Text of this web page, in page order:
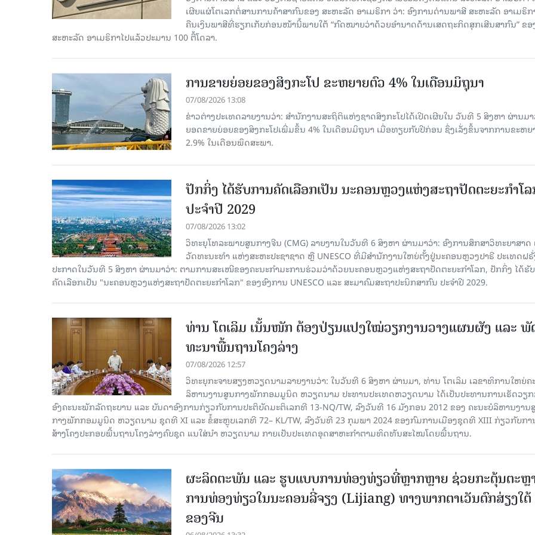
ເຜີຍແຜ່ໂຕເລກຕໍ່ສານການຄ້າສາກົນຂອງ ສະຫະລັດ ອາເມຣິກາ ວ່າ: ອົງການດ່ານພາສີ ສະຫະລັດ ອາເມຣິກ
ຄືນເງິນພາສີທີ່ຮຽກເກັບກ່ອນໜ້ານີ້ພາຍໃຕ້ “ກົດໝາຍວ່າດ້ວຍອຳນາດດ້ານເສດຖະກິດສຸກເສີນສາກົນ” ຂອ
ສະຫະລັດ ອາເມຣິກາໄປແລ້ວປະມານ 100 ຕື້ໂດລາ.
ການຂາຍຍ່ອຍຂອງສິງກະໂປ ຂະຫຍາຍຕົວ 4% ໃນເດືອນມິຖຸນາ
07/08/2026 13:08
ຂ່າວຕ່າງປະເທດລາຍງານວ່າ: ສຳນັກງານສະຖິຕິແຫ່ງຊາດສິງກະໂປໄດ້ເປີດເຜີຍໃນ ວັນທີ 5 ສິງຫາ ຜ່ານມາ
ຍອດຂາຍຍ່ອຍຂອງສິງກະໂປເພີ່ມຂຶ້ນ 4% ໃນເດືອນມິຖຸນາ ເມື່ອທຽບກັບປີກ່ອນ ຊຶ່ງເລັ່ງຂຶ້ນຈາກການຂະຫຍ
2.9% ໃນເດືອນພຶດສະພາ.
ປັກກິ່ງ ໄດ້ຮັບການຄັດເລືອກເປັນ ນະຄອນຫຼວງແຫ່ງສະຖາປັດຕະຍະກຳໂ
ປະຈຳປີ 2029
07/08/2026 13:02
ວິທະຍຸໂທລະພາບສູນກາງຈີນ (CMG) ລາຍງານໃນວັນທີ 6 ສິງຫາ ຜ່ານມາວ່າ: ອົງການສຶກສາວິທະຍາສາດ
ວັດທະນະທຳ ແຫ່ງສະຫະປະຊາຊາດ ຫຼື UNESCO ທີ່ມີສຳນັກງານໃຫຍ່ຕັ້ງຢູ່ນະຄອນ​ຫຼວງປາຣີ ປະເທດຝຣັ່
ປະກາດໃນວັນທີ 5 ສິງຫາ ຜ່ານມາວ່າ: ຕາມການສະເໜີຂອງຄະນະກຳມະການຮ່ວມວ່າດ້ວຍນະຄອນຫຼວງແຫ່ງສະຖາປັດຕະຍະກຳໂລກ, ປັກກິ່ງ ໄດ້ຮັ
ຄັດ​ເລືອກເປັນ "ນະຄອນຫຼວງແຫ່ງສະຖາປັດຕະຍະກຳໂລກ" ຂອງອົງການ UNESCO ແລະ ສະມາ​ຄົມສະຖາປະນິກສາກົນ ປະຈຳປີ 2029.
ທ່ານ ໂຕ​ເລິມ ເນັ້ນໜັກ ຕ້ອງ​ປ່ຽນ​ແປງ​ໃໝ່​ວຽກ​ງານ​ວາງ​ແຜນ​ຜັງ ແລະ ​ພັ
ທະ​ນາ​ພື້ນ​ຖານ​ໂຄງ​ລ່າງ
07/08/2026 12:57
ວິທະຍຸກະຈາຍສຽງຫວຽດນາມລາຍງານວ່າ: ໃນ​ວັນ​ທີ 6 ສິງ​ຫາ ຜ່ານມາ, ທ່ານ ໂຕ​ເລິມ ເລ​ຂາ​ທິ​ການ​ໃຫຍ່​ຄ
ລິ​ຫານ​ງານ​ສູນ​ກາງ​ພັກ​ກອມ​ມູ​ນິດ ຫວຽດ​ນາມ ປະ​ທານ​ປະ​ເທດຫວຽດ​ນາມ ໄດ້​ເປັນ​ປະ​ທານ​ການ​ເຮັດ​ວຽ
ອົງ​ຄະ​ນະ​ພັກ​ລັດ​ຖະ​ບານ ແລະ ບັນ​ດາ​ອົງ​ການ​ກ່ຽວ​ກັບ​ການ​ປະ​ຕິ​ບັດ​ມະ​ຕິ​ເລກ​ທີ 13-NQ/TW, ລົງວັນ​ທີ 16 ມັງ​ກອນ 2012 ຂອງ ຄະ​ນະ​ບໍ​ລິ​ຫານ​ງານ​
ກາງ​ພັກ​ກອມ​ມູ​ນິດ ຫວຽດ​ນາມ ຊຸດ​ທີ XI ແລະ ຂໍ້​ສະ​ຫຼຸບ​ເລກ​ທີ 72– KL/TW, ​ລົງວັນ​ທີ 23 ກຸມ​ພາ 2024 ຂອງ​ກົມ​ການ​ເມື​ອງ​ຊຸດ​ທີ XIII ກ່ຽວ​ກັບ​ກ
ສ້າງ​ໂຄງ​ປະ​ກອບ​ພື້ນ​ຖານ​ໂຄງ​ລ່າງຄົບ​ຊຸດ ແນ​ໃສ່​ນຳ ຫວຽດ​ນາມ ກາຍ​ເປັນ​ປະ​ເທດ​ອຸດ​ສາ​ຫະ​ກຳ​ຕາມ​ທິດ​ທັນ​ສະ​ໄໝ​ໂດຍ​ພື້ນ​ຖານ.
ຜະລິດຕະພັນ ແລະ ຮູບແບບການທ່ອງທ່ຽວທີ່ຫຼາກຫຼາຍ ຊ່ວຍກະຕຸ້ນຕະຫຼ
ການທ່ອງທ່ຽວໃນນະຄອນລີ່ຈຽງ (Lijiang) ທາງພາກຕາເວັນຕົກສ່ຽງໃຕ້
ຂອງຈີນ